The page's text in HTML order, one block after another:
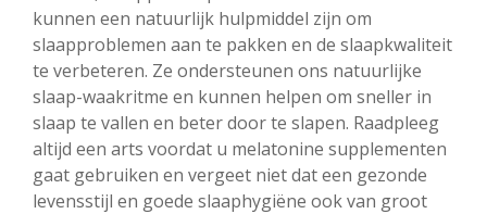
kunnen een natuurlijk hulpmiddel zijn om
slaapproblemen aan te pakken en de slaapkwaliteit
te verbeteren. Ze ondersteunen ons natuurlijke
slaap-waakritme en kunnen helpen om sneller in
slaap te vallen en beter door te slapen. Raadpleeg
altijd een arts voordat u melatonine supplementen
gaat gebruiken en vergeet niet dat een gezonde
levensstijl en goede slaaphygiëne ook van groot